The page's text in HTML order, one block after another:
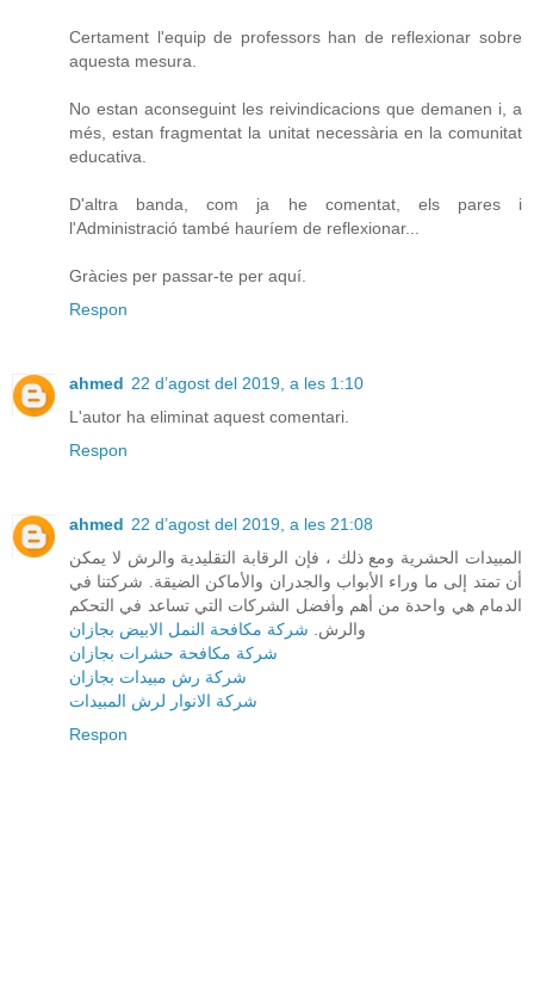
Certament l'equip de professors han de reflexionar sobre
aquesta mesura.
No estan aconseguint les reivindicacions que demanen i, a
més, estan fragmentat la unitat necessària en la comunitat
educativa.
D'altra banda, com ja he comentat, els pares i
l'Administració també hauríem de reflexionar...
Gràcies per passar-te per aquí.
Respon
ahmed 22 d’agost del 2019, a les 1:10
L'autor ha eliminat aquest comentari.
Respon
ahmed 22 d’agost del 2019, a les 21:08
المبيدات الحشرية ومع ذلك ، فإن الرقابة التقليدية والرش لا يمكن
أن تمتد إلى ما وراء الأبواب والجدران والأماكن الضيقة. شركتنا في
الدمام هي واحدة من أهم وأفضل الشركات التي تساعد في التحكم
والرش. شركة مكافحة النمل الابيض بجازان
شركة مكافحة حشرات بجازان
شركة رش مبيدات بجازان
شركة الانوار لرش المبيدات
Respon